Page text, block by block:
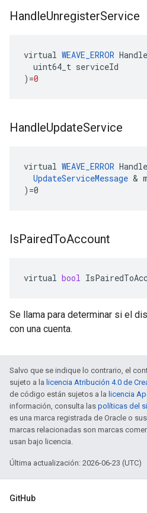
HandleUnregisterService
virtual WEAVE_ERROR
uint64_t serviceId
) =0
HandleUpdateService
virtual WEAVE_ERROR
UpdateServiceMessage &
)=0
IsPairedToAccount
virtual bool
Se llama para determinar si el
con una cuenta.
Salvo que se indique lo contrario, el
sujeto a la licencia Atribución 4.0 de
de código están sujetos a la licencia
información, consulta las políticas del
es una marca registrada de Oracle o
marcas relacionadas son marcas
usan bajo licencia.
Última actualización: 2026-06-23 (UTC)
GitHub